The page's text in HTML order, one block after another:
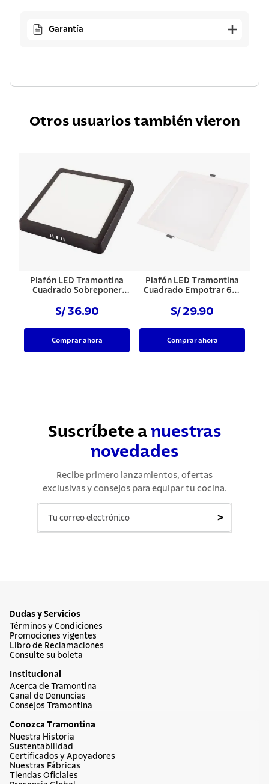
Garantía
Otros usuarios también vieron
Plafón LED Tramontina
Cuadrado Sobreponer
S/ 36.90
Comprar ahora
Plafón LED Tramontina
Cuadrado Empotrar 6W
S/ 29.90
Comprar ahora
Suscríbete a nuestras
novedades
Recibe primero lanzamientos, ofertas
exclusivas y consejos para equipar tu cocina.
>
Dudas y Servicios
Términos y Condiciones
Promociones vigentes
Libro de Reclamaciones
Consulte su boleta
Institucional
Acerca de Tramontina
Canal de Denuncias
Consejos Tramontina
Conozca Tramontina
Nuestra Historia
Sustentabilidad
Certificados y Apoyadores
Nuestras Fábricas
Tiendas Oficiales